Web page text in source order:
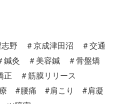
野 ＃京成津田沼 ＃交通
灸 ＃美容鍼 ＃骨盤矯
正 ＃筋膜リリース
療 #腰痛 #肩こり #肩凝